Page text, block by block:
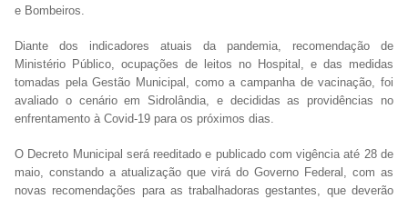
e Bombeiros.
Diante dos indicadores atuais da pandemia, recomendação de
Ministério Público, ocupações de leitos no Hospital, e das medidas
tomadas pela Gestão Municipal, como a campanha de vacinação, foi
avaliado o cenário em Sidrolândia, e decididas as providências no
enfrentamento à Covid-19 para os próximos dias.
O Decreto Municipal será reeditado e publicado com vigência até 28 de
maio, constando a atualização que virá do Governo Federal, com as
novas recomendações para as trabalhadoras gestantes, que deverão